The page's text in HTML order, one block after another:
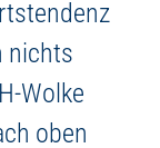
nichts
Wolke
oben